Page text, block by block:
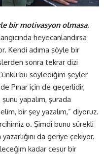
bir motivasyon olmasa.
heyecanlandırsa
Kendi adıma şöyle bir
sonra tekrar dizi
bu söylediğim şeyler
Pınar için de geçerlidir,
yapalım, şurada
bir şey yazalım,” diyoruz.
o. Şimdi bunu sürekli
da geriye çekiyor.
kadar cesur bir